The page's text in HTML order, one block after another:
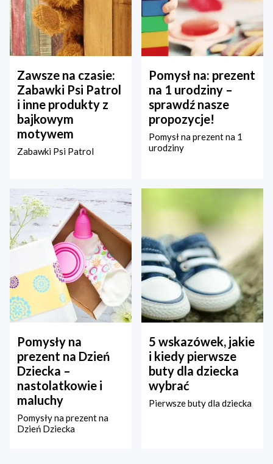
Zawsze na czasie:
Zabawki Psi Patrol
i inne produkty z
bajkowym
motywem
Zabawki Psi Patrol
Pomysł na: prezent
na 1 urodziny –
sprawdź nasze
propozycje!
Pomysł na prezent na 1
urodziny
Pomysły na
prezent na Dzień
Dziecka –
nastolatkowie i
maluchy
Pomysły na prezent na
Dzień Dziecka
5 wskazówek, jakie
i kiedy pierwsze
buty dla dziecka
wybrać
Pierwsze buty dla dziecka